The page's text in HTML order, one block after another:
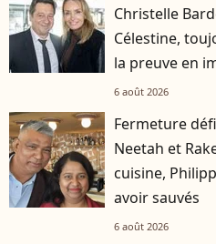
Christelle
Célestine,
la preuve en
6 août 2026
Fermeture
Neetah et
cuisine,
avoir sauvés
6 août 2026